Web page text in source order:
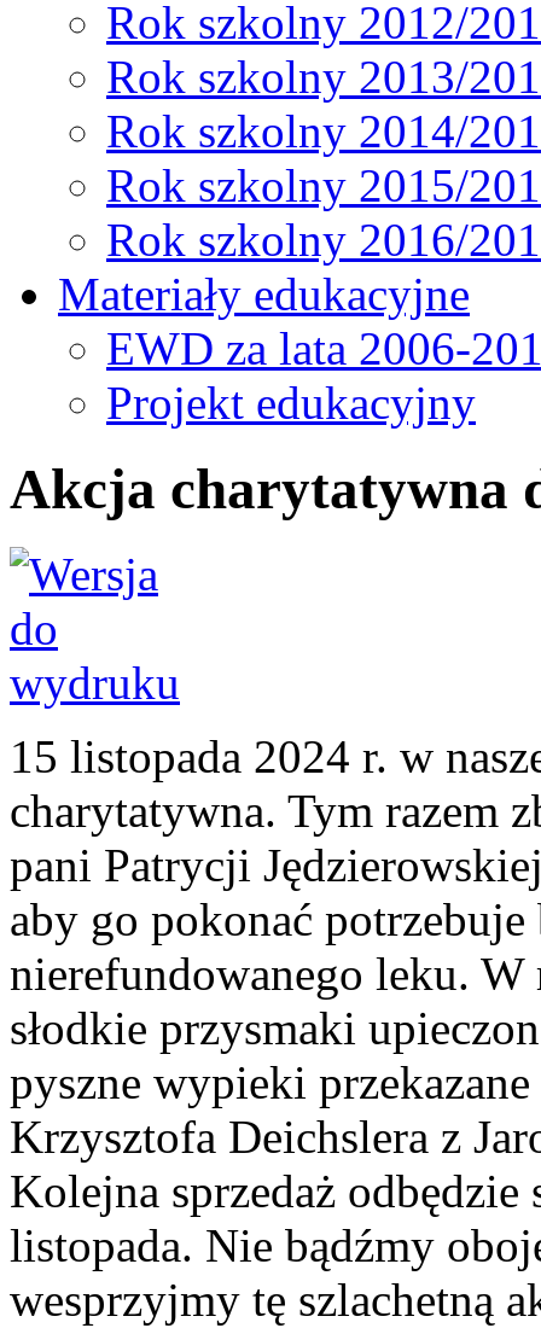
Rok szkolny 2012/
Rok szkolny 2013/
Rok szkolny 2014/
Rok szkolny 2015/
Rok szkolny 2016/
Materiały edukacyjne
EWD za lata 2006-
Projekt edukacyjny
Akcja charytatywna
15 listopada 2024 r. w
charytatywna. Tym razem
pani Patrycji
aby go pokonać
nierefundowanego leku. W
słodkie przysmaki
pyszne wypieki
Krzysztofa Deichslera z
Kolejna sprzedaż
listopada. Nie bądźmy
wesprzyjmy tę szlachetną